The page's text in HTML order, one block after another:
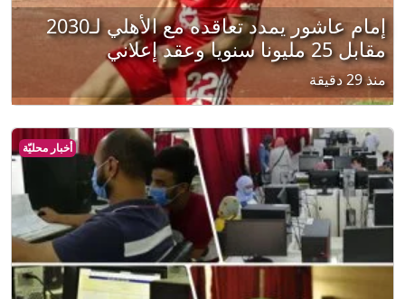
إمام عاشور يمدد تعاقده مع الأهلي لـ2030
مقابل 25 مليونا سنويا وعقد إعلاني
منذ 29 دقيقة
أخبار محليّة